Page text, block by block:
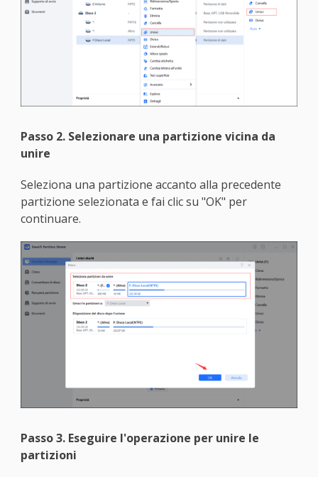
Passo 2. Selezionare una partizione vicina da
unire
Seleziona una partizione accanto alla precedente
partizione selezionata e fai clic su "OK" per
continuare.
Passo 3. Eseguire l'operazione per unire le
partizioni